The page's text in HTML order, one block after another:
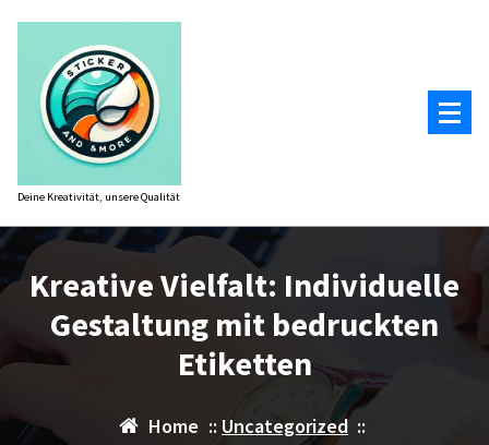
springen
Deine Kreativität, unsere Qualität
Kreative Vielfalt: Individuelle
Gestaltung mit bedruckten
Etiketten
Home :: Uncategorized::